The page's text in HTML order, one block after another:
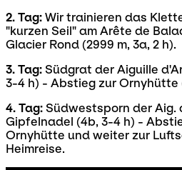
2. Tag: Wir trainieren das
"kurzen Seil" am Arête de
Glacier Rond (2999 m, 3a, 2 h).
3. Tag: Südgrat der Aiguille
3-4 h) - Abstieg zur Ornyhütte
4. Tag: Südwestsporn der Aig.
Gipfelnadel (4b, 3-4 h) -
Ornyhütte und weiter zur
Heimreise.